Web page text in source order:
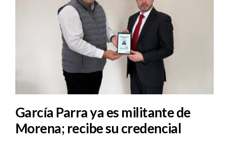
García Parra ya es militante de
Morena; recibe su credencial